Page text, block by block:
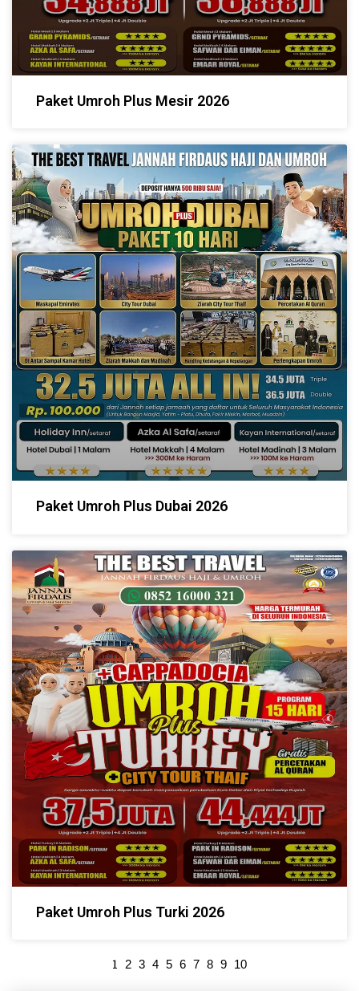
Paket Umroh Plus Mesir 2026
Paket Umroh Plus Dubai 2026
Paket Umroh Plus Turki 2026
1 2 3 4 5 6 7 8 9 10